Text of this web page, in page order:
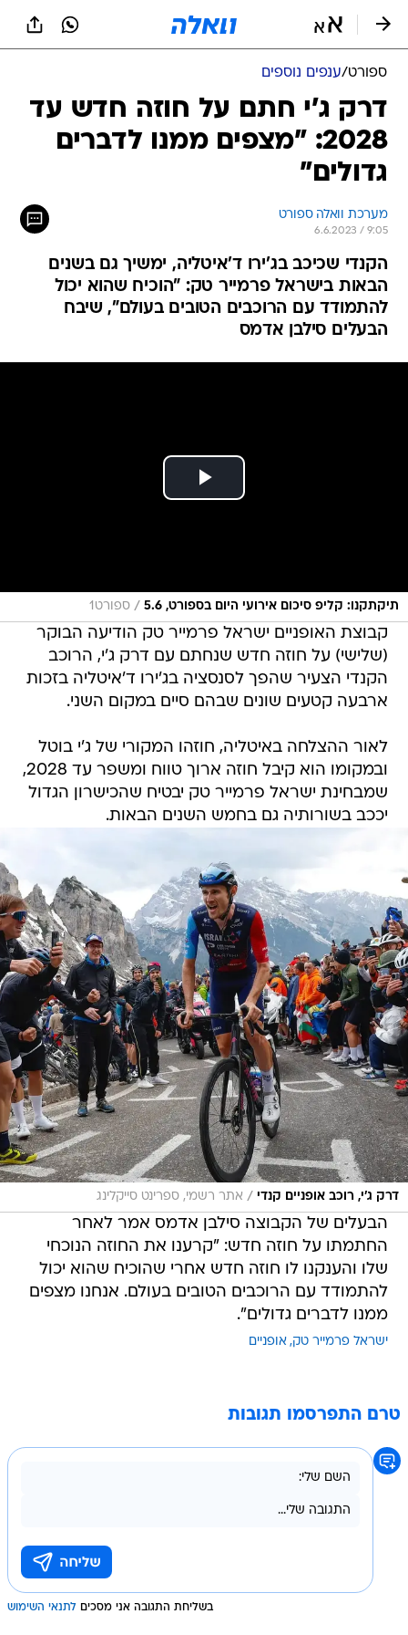
ספורט/ענפים נוספים
דרק ג'י חתם על חוזה חדש עד
2028: "מצפים ממנו לדברים
גדולים"
מערכת וואלה ספורט
6.6.2023 / 9:05
הקנדי שכיכב בג'ירו ד'איטליה, ימשיך גם בשנים
הבאות בישראל פרמייר טק: "הוכיח שהוא יכול
להתמודד עם הרוכבים הטובים בעולם", שיבח
הבעלים סילבן אדמס
תיקתקנו: קליפ סיכום אירועי היום בספורט, 5.6 / ספורט1
קבוצת האופניים ישראל פרמייר טק הודיעה הבוקר
(שלישי) על חוזה חדש שנחתם עם דרק ג'י, הרוכב
הקנדי הצעיר שהפך לסנסציה בג'ירו ד'איטליה בזכות
ארבעה קטעים שונים שבהם סיים במקום השני.
לאור ההצלחה באיטליה, חוזהו המקורי של ג'י בוטל
ובמקומו הוא קיבל חוזה ארוך טווח ומשפר עד 2028,
שמבחינת ישראל פרמייר טק יבטיח שהכישרון הגדול
יככב בשורותיה גם בחמש השנים הבאות.
דרק ג׳י, רוכב אופניים קנדי / אתר רשמי, ספרינט סייקלינג
הבעלים של הקבוצה סילבן אדמס אמר לאחר
החתמתו על חוזה חדש: "קרענו את החוזה הנוכחי
שלו והענקנו לו חוזה חדש אחרי שהוכיח שהוא יכול
להתמודד עם הרוכבים הטובים בעולם. אנחנו מצפים
ממנו לדברים גדולים".
ישראל פרמייר טק אופניים
טרם התפרסמו תגובות
בשליחת התגובה אני מסכים לתנאי השימוש